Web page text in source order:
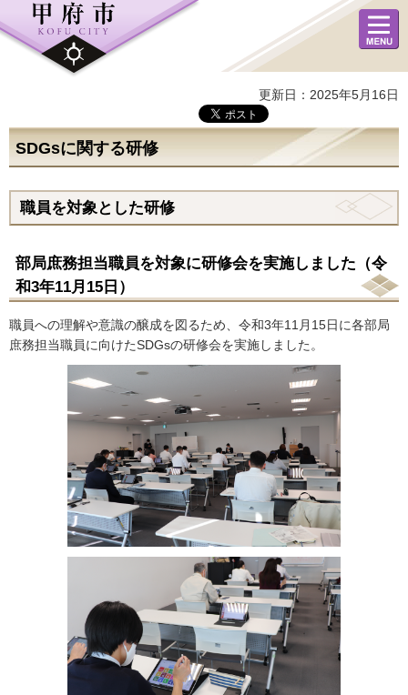
メニュ
ー
更新日：2025年5月16日
SDGsに関する研修
職員を対象とした研修
部局庶務担当職員を対象に研修会を実施しました（令
和3年11月15日）
職員への理解や意識の醸成を図るため、令和3年11月15日に各部局
庶務担当職員に向けたSDGsの研修会を実施しました。